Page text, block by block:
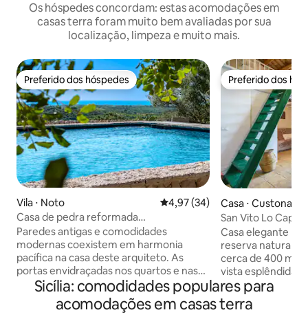
Os hóspedes concordam: estas acomodações em
casas terra foram muito bem avaliadas por sua
localização, limpeza e muito mais.
Preferido dos hóspedes
Preferido dos hóspedes
Vila ⋅ Noto 4,97 de uma avaliação média
4,97 (34)
Casa de pedra reformada
artisticamente com vista para a cidade
de Noto
Paredes antigas e comodidades
modernas coexistem em harmonia
pacífica na casa deste arquiteto. As
portas envidraçadas nos quartos e nas
áreas de estar se abrem para uma
paisagem ondulante. Jante ao ar livre
em um pátio protegido e dê um
Preferido dos
Preferido dos
Casa ⋅ Custonaci
San Vito Lo Capo
Monte Cofano
Casa elegante
reserva natural
cerca de 400
vista esplêndida
um ambiente
era uma antiga
com atenção
Sicília: comodidades populares para
acomodações em casas terra